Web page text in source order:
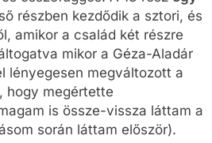
részben kezdődik a sztori, és
amikor a család két részre
mikor a Géza-Aladár
lényegesen megváltozott a
hogy megértette
is össze-vissza láttam a
során láttam először).